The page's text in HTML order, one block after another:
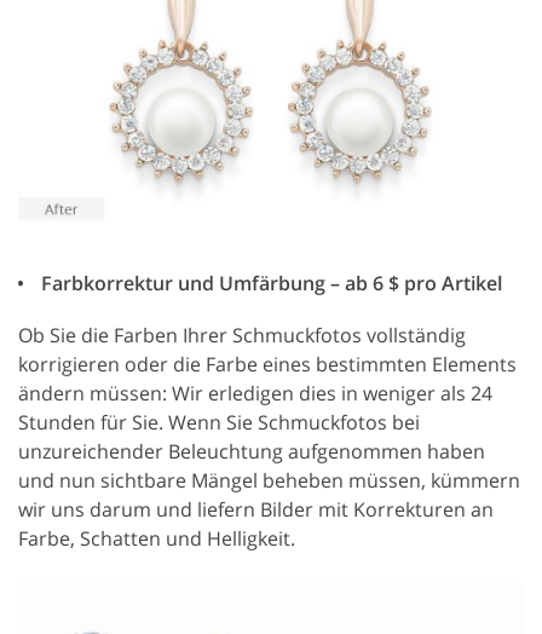
Farbkorrektur und Umfärbung – ab 6 $ pro Artikel
Ob Sie die Farben Ihrer Schmuckfotos vollständig
korrigieren oder die Farbe eines bestimmten Elements
ändern müssen: Wir erledigen dies in weniger als 24
Stunden für Sie. Wenn Sie Schmuckfotos bei
unzureichender Beleuchtung aufgenommen haben
und nun sichtbare Mängel beheben müssen, kümmern
wir uns darum und liefern Bilder mit Korrekturen an
Farbe, Schatten und Helligkeit.